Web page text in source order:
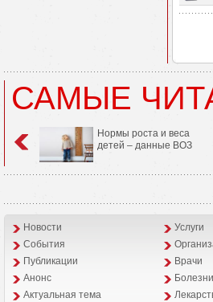
САМЫЕ
Нормы роста и веса
детей – данные ВОЗ
Новости Услуги
События
Публикации
Врачи
Анонс
Болезни
Aктуальная тема